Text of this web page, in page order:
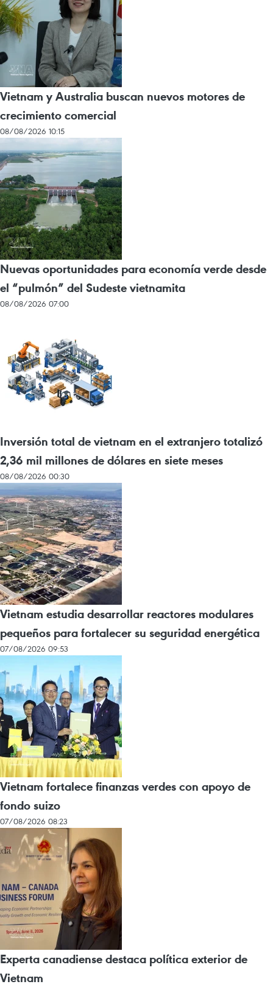
Vietnam y Australia buscan nuevos motores de
crecimiento comercial
08/08/2026 10:15
Nuevas oportunidades para economía verde desde
el “pulmón” del Sudeste vietnamita
08/08/2026 07:00
Inversión total de vietnam en el extranjero totalizó
2,36 mil millones de dólares en siete meses
08/08/2026 00:30
Vietnam estudia desarrollar reactores modulares
pequeños para fortalecer su seguridad energética
07/08/2026 09:53
Vietnam fortalece finanzas verdes con apoyo de
fondo suizo
07/08/2026 08:23
Experta canadiense destaca política exterior de
Vietnam